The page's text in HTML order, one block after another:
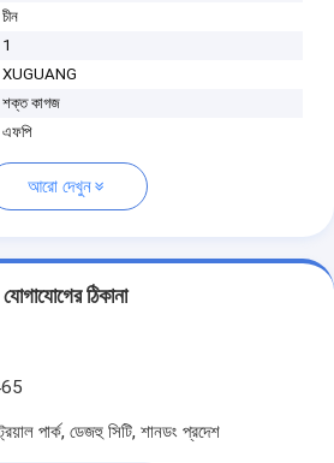
চীন
1
XUGUANG
শক্ত কাগজ
এফপি
আরো দেখুন
যোগাযোগের ঠিকানা
পার্ক, ডেজহু সিটি, শানডং প্রদেশ